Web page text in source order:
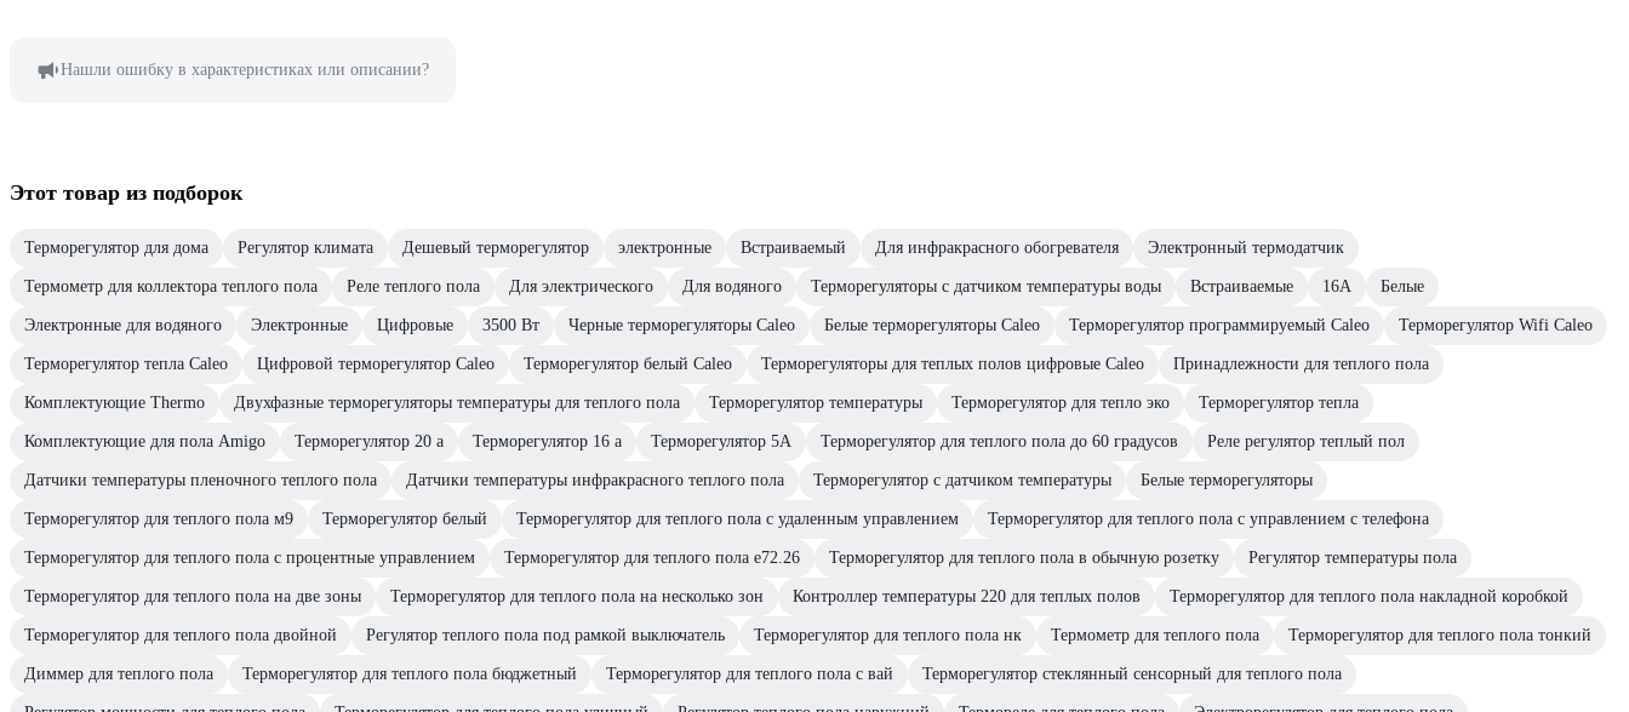
Нашли ошибку в характеристиках или описании?
Этот товар из подборок
Терморегулятор для дома Регулятор климата Дешевый терморегулятор электронные Встраиваемый Для инфракрасного обогревателя Электронный термодатчик
Термометр для коллектора теплого пола Реле теплого пола Для электрического Для водяного Терморегуляторы с датчиком температуры воды Встраиваемые 16А Белые
Электронные для водяного Электронные Цифровые 3500 Вт Черные терморегуляторы Caleo Белые терморегуляторы Caleo Терморегулятор программируемый Caleo Терморегулятор Wifi Caleo
Терморегулятор тепла Caleo Цифровой терморегулятор Caleo Терморегулятор белый Caleo Терморегуляторы для теплых полов цифровые Caleo Принадлежности для теплого пола
Комплектующие Thermo Двухфазные терморегуляторы температуры для теплого пола Терморегулятор температуры Терморегулятор для тепло эко Терморегулятор тепла
Комплектующие для пола Amigo Терморегулятор 20 а Терморегулятор 16 а Терморегулятор 5А Терморегулятор для теплого пола до 60 градусов Реле регулятор теплый пол
Датчики температуры пленочного теплого пола Датчики температуры инфракрасного теплого пола Терморегулятор с датчиком температуры Белые терморегуляторы
Терморегулятор для теплого пола м9 Терморегулятор белый Терморегулятор для теплого пола с удаленным управлением Терморегулятор для теплого пола с управлением с телефона
Терморегулятор для теплого пола с процентные управлением Терморегулятор для теплого пола е72.26 Терморегулятор для теплого пола в обычную розетку Регулятор температуры пола
Терморегулятор для теплого пола на две зоны Терморегулятор для теплого пола на несколько зон Контроллер температуры 220 для теплых полов Терморегулятор для теплого пола накладной коробкой
Терморегулятор для теплого пола двойной Регулятор теплого пола под рамкой выключатель Терморегулятор для теплого пола нк Термометр для теплого пола Терморегулятор для теплого пола тонкий
Диммер для теплого пола Терморегулятор для теплого пола бюджетный Терморегулятор для теплого пола с вай Терморегулятор стеклянный сенсорный для теплого пола